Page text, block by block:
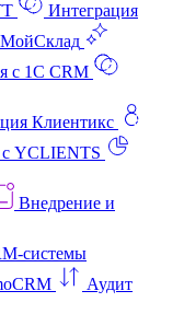
Интеграция
МойСклад
с 1C CRM
Клиентикс
YCLIENTS
Внедрение и
системы
Аудит